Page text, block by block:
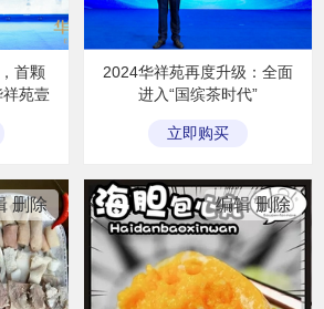
首颗
苑壹
2024华祥苑再度升级：全面
进入“国缤茶时代”
立即购买
立即购买
删除 编辑 删除